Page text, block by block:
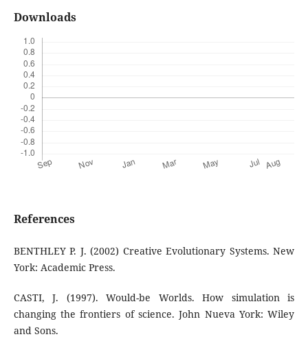
Downloads
References
BENTHLEY P. J. (2002) Creative Evolutionary Systems. New
York: Academic Press.
CASTI, J. (1997). Would-be Worlds. How simulation is
changing the frontiers of science. John Nueva York: Wiley
and Sons.